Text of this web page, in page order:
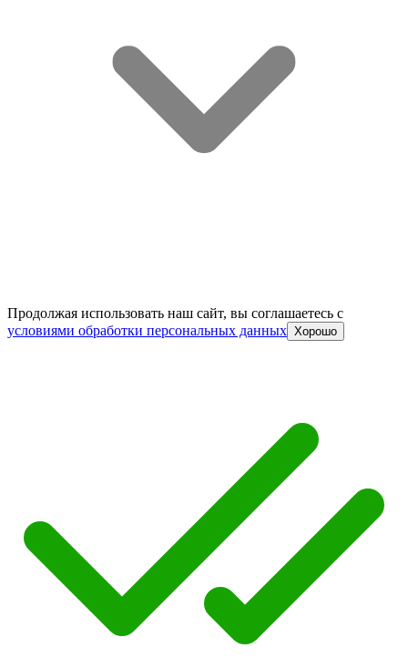
Продолжая использовать наш сайт, вы соглашаетесь c
условиями обработки персональных данных Хорошо